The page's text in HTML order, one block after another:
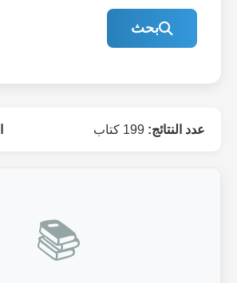
بحث
عدد النتائج:
📚